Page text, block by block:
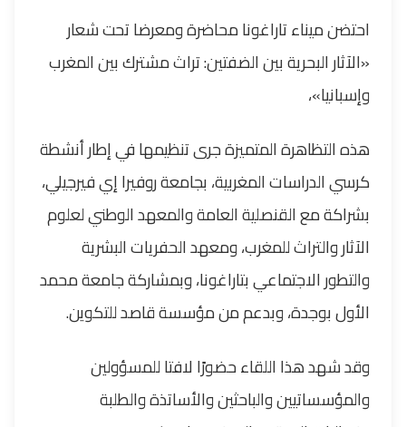
احتضن ميناء تاراغونا محاضرة ومعرضا تحت شعار
«الآثار البحرية بين الضفتين: تراث مشترك بين المغرب
وإسبانيا»،
هذه التظاهرة المتميزة جرى تنظيمها في إطار أنشطة
كرسي الدراسات المغربية، بجامعة روفيرا إي فيرجيلي،
بشراكة مع القنصلية العامة والمعهد الوطني لعلوم
الآثار والتراث للمغرب، ومعهد الحفريات البشرية
والتطور الاجتماعي بتاراغونا، وبمشاركة جامعة محمد
الأول بوجدة، وبدعم من مؤسسة قاصد للتكوين.
وقد شهد هذا اللقاء حضورًا لافتا للمسؤولين
والمؤسساتيين والباحثين والأساتذة والطلبة